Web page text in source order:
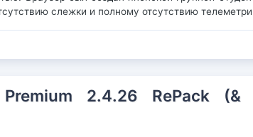
слежки и полному отсутствию
2.4.26 RePack (&